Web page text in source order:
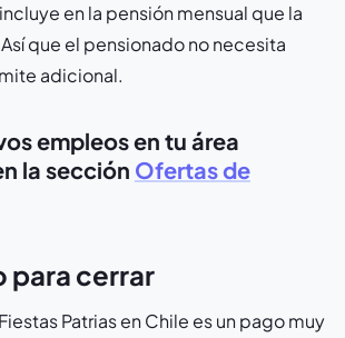
en la pensión mensual que la
que el pensionado no necesita
adicional.
empleos en tu área
la sección Ofertas de
para cerrar
Patrias en Chile es un pago muy